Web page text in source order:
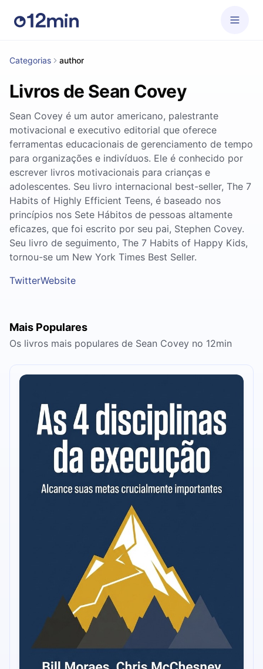
Categorias author
Livros de Sean Covey
Sean Covey é um autor americano, palestrante
motivacional e executivo editorial que oferece
ferramentas educacionais de gerenciamento de tempo
para organizações e indivíduos. Ele é conhecido por
escrever livros motivacionais para crianças e
adolescentes. Seu livro internacional best-seller, The 7
Habits of Highly Efficient Teens, é baseado nos
princípios nos Sete Hábitos de pessoas altamente
eficazes, que foi escrito por seu pai, Stephen Covey.
Seu livro de seguimento, The 7 Habits of Happy Kids,
tornou-se um New York Times Best Seller.
TwitterWebsite
Mais Populares
Os livros mais populares de Sean Covey no 12min